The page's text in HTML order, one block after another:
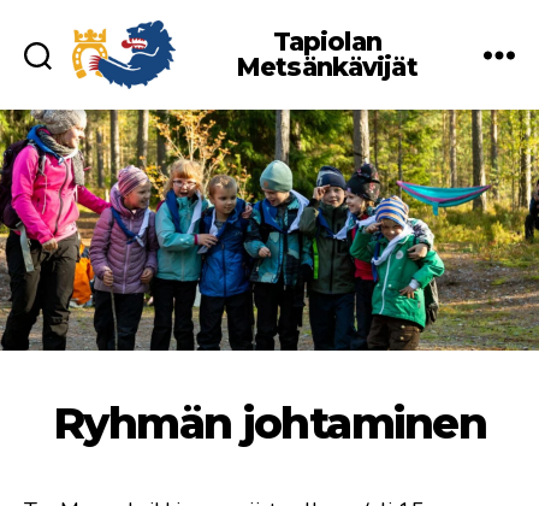
Tapiolan
Metsänkävijät
Ryhmän johtaminen